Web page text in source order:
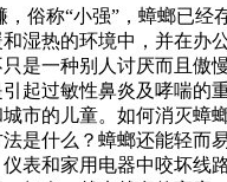
，俗称“小强”，蟑螂已经
湿热的环境中，并在办
是一种别人讨厌而且傲
起过敏性鼻炎及哮喘的
市的儿童。如何消灭蟑
是什么？蟑螂还能轻而
表和家用电器中咬坏线